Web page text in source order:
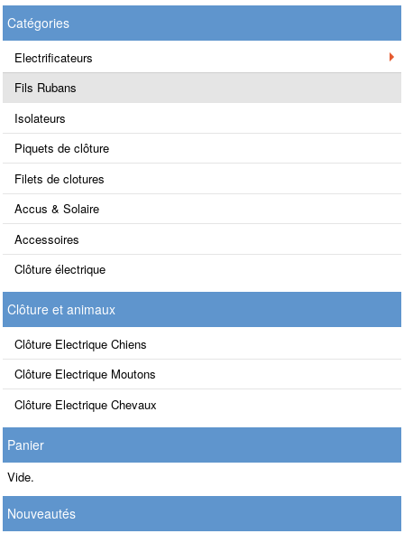
Catégories
Electrificateurs
Fils Rubans
Isolateurs
Piquets de clôture
Filets de clotures
Accus & Solaire
Accessoires
Clôture électrique
Clôture et animaux
Clôture Electrique Chiens
Clôture Electrique Moutons
Clôture Electrique Chevaux
Panier
Vide.
Nouveautés